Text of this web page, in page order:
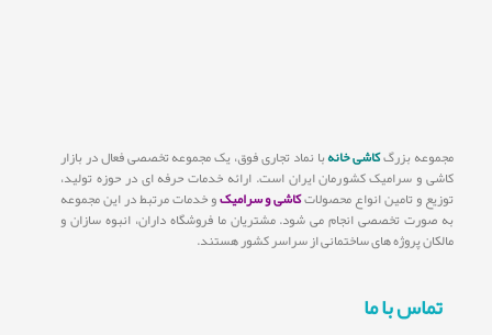
مجموعه بزرگکاشی خانهبا نماد تجاری فوق، یک مجموعه تخصصی فعال در بازار
کاشی و سرامیک کشورمان ایران است. ارائه خدمات حرفه ای در حوزه تولید،
توزیع و تامین انواع محصولاتکاشی و سرامیکو خدمات مرتبط در این مجموعه
به صورت تخصصی انجام می شود. مشتریان ما فروشگاه داران، انبوه سازان و
مالکان پروژه های ساختمانی از سراسر کشور هستند.
تماس با ما